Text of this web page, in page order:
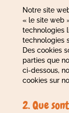
Notre site
« le site web
technologies
technologies
Des cookies
parties que
ci-dessous,
cookies sur
2. Que